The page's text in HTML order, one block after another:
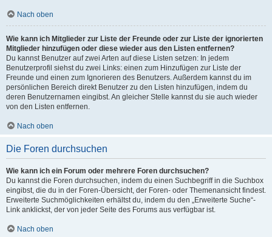
Nach oben
Wie kann ich Mitglieder zur Liste der Freunde oder zur Liste der ignorierten
Mitglieder hinzufügen oder diese wieder aus den Listen entfernen?
Du kannst Benutzer auf zwei Arten auf diese Listen setzen: In jedem
Benutzerprofil siehst du zwei Links: einen zum Hinzufügen zur Liste der
Freunde und einen zum Ignorieren des Benutzers. Außerdem kannst du im
persönlichen Bereich direkt Benutzer zu den Listen hinzufügen, indem du
deren Benutzernamen eingibst. An gleicher Stelle kannst du sie auch wieder
von den Listen entfernen.
Nach oben
Die Foren durchsuchen
Wie kann ich ein Forum oder mehrere Foren durchsuchen?
Du kannst die Foren durchsuchen, indem du einen Suchbegriff in die Suchbox
eingibst, die du in der Foren-Übersicht, der Foren- oder Themenansicht findest.
Erweiterte Suchmöglichkeiten erhältst du, indem du den „Erweiterte Suche“-
Link anklickst, der von jeder Seite des Forums aus verfügbar ist.
Nach oben